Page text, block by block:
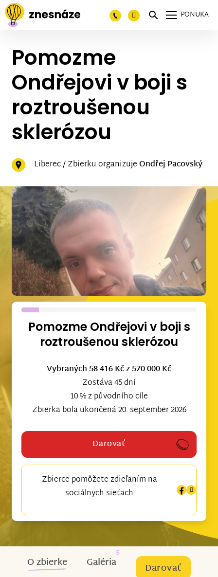
PONUKA
Pomozme
Ondřejovi v boji s
roztroušenou
sklerózou
Liberec / Zbierku organizujeOndřej Pacovský
Pomozme Ondřejovi v boji s
roztroušenou sklerózou
Vybraných 58 416 Kčz 570 000 Kč
Zostáva 45 dní
10 % z původního cíle
Zbierka bola ukončená 20. september 2026
Darovať
Zbierce pomôžete zdieľaním na
sociálnych sieťach
O zbierke Galéria
5
Darovať